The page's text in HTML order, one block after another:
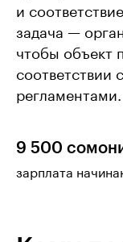
и
задача —
чтобы объект
соответствии
регламентами.
9 500
зарплата